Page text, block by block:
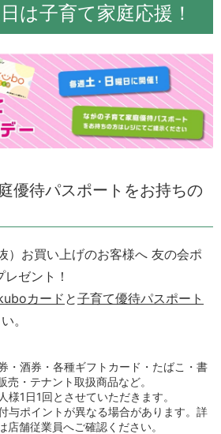
は子育て家庭応援！
優待パスポートをお持ちの
抜）お買い上げのお客様へ 友の会ポ
レゼント！
カード と子育て優待パスポート
。
・酒券・各種ギフトカード・たばこ・書
・テナント取扱商品など。
様1日1回とさせていただきます。
与ポイントが異なる場合があります。詳
店舗従業員へご確認ください。